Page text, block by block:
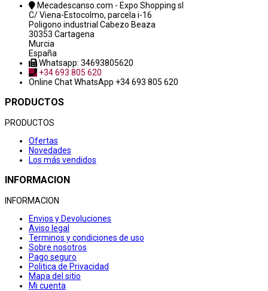
Mecadescanso.com - Expo Shopping sl
C/ Viena-Estocolmo, parcela i-16
Poligono industrial Cabezo Beaza
30353 Cartagena
Murcia
España
Whatsapp: 34693805620
+34 693 805 620
Online ChatWhatsApp +34 693 805 620
PRODUCTOS
PRODUCTOS
Ofertas
Novedades
Los más vendidos
INFORMACION
INFORMACION
Envios y Devoluciones
Aviso legal
Terminos y condiciones de uso
Sobre nosotros
Pago seguro
Politica de Privacidad
Mapa del sitio
Mi cuenta